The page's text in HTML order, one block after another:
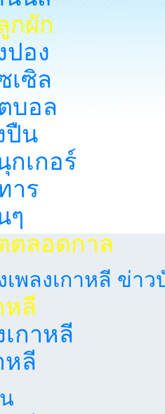
กผัก
ปอง
เซิล
บอล
ปืน
กเกอร์
าร
ๆ
ตลอดกาล
พลงเกาหลี ข่าว
หลี
กาหลี
หลี